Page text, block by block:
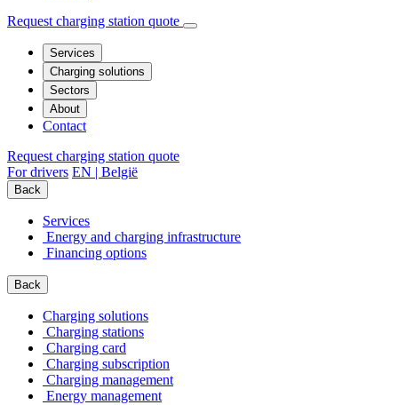
Request charging station quote
Services
Charging solutions
Sectors
About
Contact
Request charging station quote
For drivers EN | België
Back
Services
Energy and charging infrastructure
Financing options
Back
Charging solutions
Charging stations
Charging card
Charging subscription
Charging management
Energy management